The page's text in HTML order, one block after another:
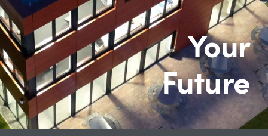
Newsroom
Karriere
Downloads
Your
Future